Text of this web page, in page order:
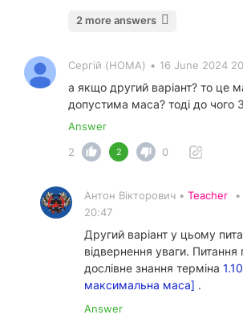
2 more answers
Сергій (HOMA) • 16 June 2024
а якщо другий варіант? то це
допустима маса? тоді до чого
Answer
2
2 0
Антон Вікторович • Teacher •
20:47
Другий варіант у цьому
відвернення уваги. Питання
дослівне знання терміна
максимальна маса] .
Answer